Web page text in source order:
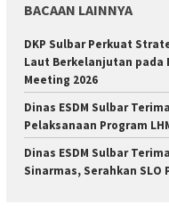
BACAAN LAINNYA
DKP Sulbar Perkuat
Laut Berkelanjutan pada
Meeting 2026
Dinas ESDM Sulbar
Pelaksanaan Program
Dinas ESDM Sulbar
Sinarmas, Serahkan